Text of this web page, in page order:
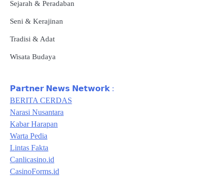
Sejarah & Peradaban
Seni & Kerajinan
Tradisi & Adat
Wisata Budaya
𝗣𝗮𝗿𝘁𝗻𝗲𝗿 𝗡𝗲𝘄𝘀 𝗡𝗲𝘁𝘄𝗼𝗿𝗸 :
BERITA CERDAS
Narasi Nusantara
Kabar Harapan
Warta Pedia
Lintas Fakta
Canlicasino.id
CasinoForms.id